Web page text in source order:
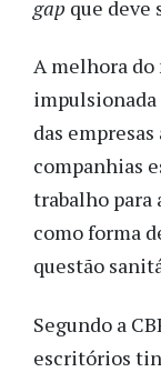
gap que deve
A melhora
impulsionada
das
companhias
trabalho para
como forma
questão
Segundo a
escritórios